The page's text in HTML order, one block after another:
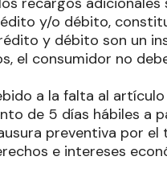
y/o débito,
y débito son un
el consumidor no
a la falta al
de 5 días hábiles a
preventiva por
e intereses